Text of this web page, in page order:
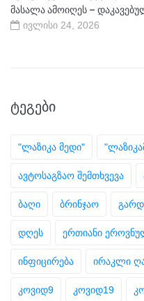
მასალა ამოიღეს –
ივლისი 24, 2026
ᲢᲔᲒᲔᲑᲘ
"ლაზიკა მედი"
ავტოსაგზაო შემთხვევა
ბაღი ბრინჯაო
დღეს ერთიანი
ინფიცირება ირაკლი
კოვიდ9 კოვიდ19